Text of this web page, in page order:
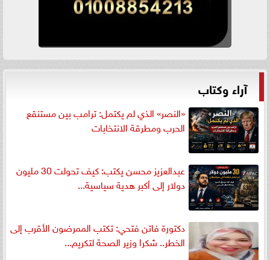
آراء وكتاب
«النصر» الذي لم يكتمل: ترامب بين مستنقع
الحرب ومطرقة الانتخابات
عبدالعزيز محسن يكتب: كيف تحولت 30 مليون
دولار إلى أكبر هدية سياسية...
دكتورة فاتن فتحي: تكتب الممرضون الأقرب إلى
الخطر.. شكرا وزير الصحة لتكريم...